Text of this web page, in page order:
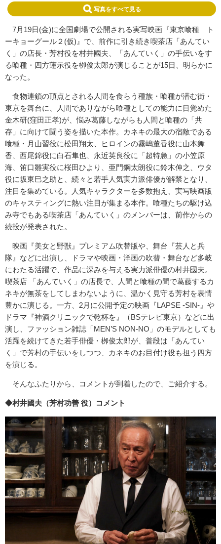
写真をすべて見る
7月19日(金)に全国劇場で公開される実写映画『東京喰種 ト
ーキョーグール２(仮)』で、前作に引き続き喫茶店「あんてい
く」の店長・芳村役を村井國夫、「あんていく」の手伝いをす
る喰種・四方蓮示役を栁俊太郎が演じることが15日、明らかに
なった。
食物連鎖の頂点とされる人間を食らう種族・喰種が潜む街・
東京を舞台に、人間でありながら喰種としての能力に目覚めた
金木研(窪田正孝)が、悩み葛藤しながらも人間と喰種の「共
存」に向けて闘う姿を描いた本作。カネキの最大の宿敵である
喰種・月山習役に松田翔太、ヒロインの霧嶋董香役に山本舞
香、西尾錦役に白石隼也、永近英良役に「超特急」の小笠原
海、笛口雛実役に桜田ひより、亜門鋼太朗役に鈴木伸之、ウタ
役に坂東巳之助と、続々と若手人気実力派俳優が解禁となり、
注目を集めている。人気キャラクターを多数抱え、実写映画版
のキャスティングに熱い注目が集まる本作。喰種たちの駆け込
み寺でもある喫茶店「あんていく」のメンバーは、前作からの
続投が発表された。
映画『美女と野獣』プレミアム吹替版や、舞台『芸人と兵
隊』などに出演し、ドラマや映画・洋画の吹替・舞台など多岐
にわたる活躍で、作品に深みを与える実力派俳優の村井國夫。
喫茶店 「あんていく」の店長で、人間と喰種の間で葛藤するカ
ネキが無茶をしてしまわないように、温かく見守る芳村を表情
豊かに演じる。一方、2月に公開予定の映画『LAPSE -SIN-』や
ドラマ『神酒クリニックで乾杯を』（BSテレビ東京）などに出
演し、ファッション雑誌「MEN’S NON-NO」のモデルとしても
活躍を続けてきた若手俳優・栁俊太郎が、普段は「あんてい
く」で芳村の手伝いをしつつ、カネキのお目付け役も担う四方
を演じる。
そんなふたりから、コメントが到着したので、ご紹介する。
◆村井國夫（芳村功善 役）コメント